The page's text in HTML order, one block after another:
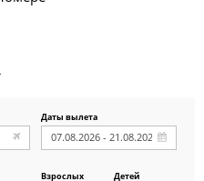
Даты вылета
Взрослых Детей